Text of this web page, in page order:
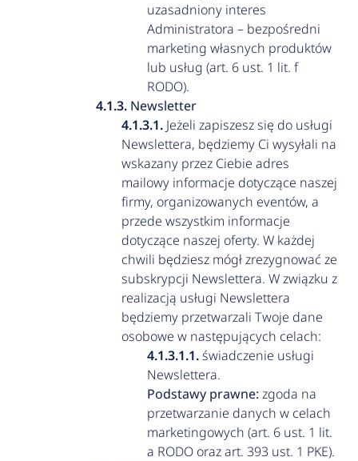
uzasadniony interes
Administratora – bezpośredni
marketing własnych produktów
lub usług (art. 6 ust. 1 lit. f
RODO).
Newsletter
Jeżeli zapiszesz się do usługi
Newslettera, będziemy Ci wysyłali na
wskazany przez Ciebie adres
mailowy informacje dotyczące naszej
firmy, organizowanych eventów, a
przede wszystkim informacje
dotyczące naszej oferty. W każdej
chwili będziesz mógł zrezygnować ze
subskrypcji Newslettera. W związku z
realizacją usługi Newslettera
będziemy przetwarzali Twoje dane
osobowe w następujących celach:
świadczenie usługi
Newslettera.
Podstawy prawne: zgoda na
przetwarzanie danych w celach
marketingowych (art. 6 ust. 1 lit.
a RODO oraz art. 393 ust. 1 PKE).